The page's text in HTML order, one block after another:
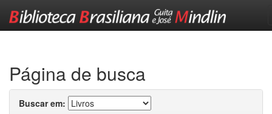
Página de busca
Buscar em: